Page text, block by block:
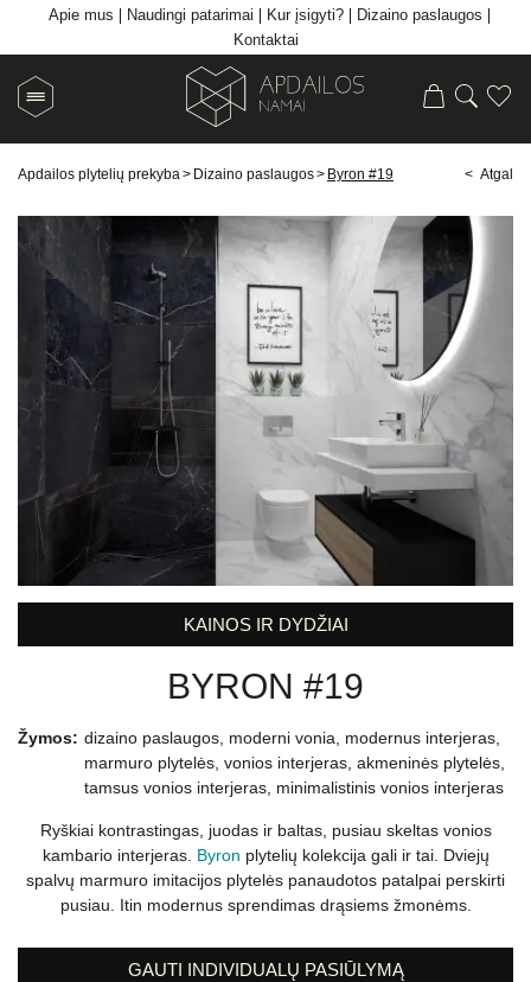
Apie mus Naudingi patarimai Kur įsigyti?
Dizaino paslaugos
Kontaktai
Apdailos plytelių prekyba > Dizaino paslaugos> Byron #19 < Atgal
KAINOS IR DYDŽIAI
BYRON #19
Žymos: dizaino paslaugos, moderni vonia, modernus interjeras,
marmuro plytelės, vonios interjeras, akmeninės plytelės,
tamsus vonios interjeras, minimalistinis vonios interjeras
Ryškiai kontrastingas, juodas ir baltas, pusiau skeltas vonios
kambario interjeras. Byron plytelių kolekcija gali ir tai. Dviejų
spalvų marmuro imitacijos plytelės panaudotos patalpai perskirti
pusiau. Itin modernus sprendimas drąsiems žmonėms.
GAUTI INDIVIDUALŲ PASIŪLYMĄ